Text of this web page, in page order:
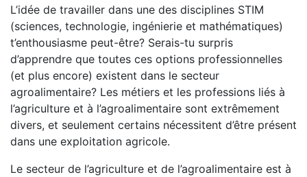
L’idée de travailler dans une des disciplines STIM
(sciences, technologie, ingénierie et mathématiques)
t’enthousiasme peut-être? Serais-tu surpris
d’apprendre que toutes ces options professionnelles
(et plus encore) existent dans le secteur
agroalimentaire? Les métiers et les professions liés à
l’agriculture et à l’agroalimentaire sont extrêmement
divers, et seulement certains nécessitent d’être présent
dans une exploitation agricole.
Le secteur de l’agriculture et de l’agroalimentaire est à